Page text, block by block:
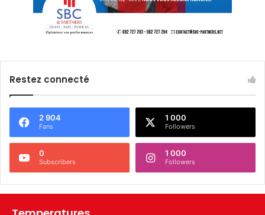
Restez connecté
2 904
Fans
1 000
Followers
0
Subscribers
1 000
Followers